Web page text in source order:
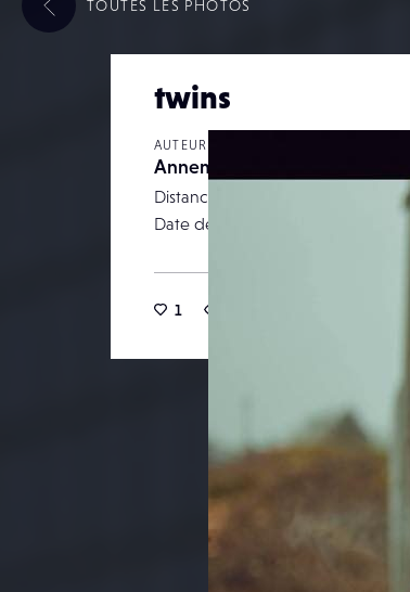
twins
AUTEUR
Annemarzeliere
Distance focale
Date de publication
1
TOUTES LES PHOTOS